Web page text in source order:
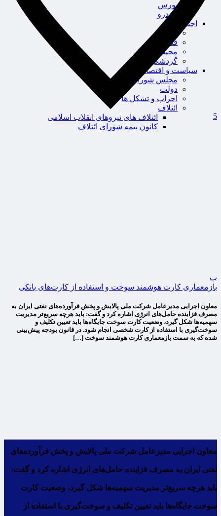
بورس
خودرو
اجتماعی
سلامت
قضایی
محیط زیست
گردشگری
سیاست و اقتصاد
مجلس شورای اسلامی
دولت
احزاب و تشکل ها
ائتلاف
ائتلاف های نیروهای انقلاب اسلامی
کانون بیمه شورای ائتلاف
5
پ
بازمعماری کارت هوشمند سوخت و استفاده از کارت‌های بانکی
معاون اجرایی مدیرعامل شرکت ملی پالایش و پخش فرآورده‌های نفتی ایران به
مصرف فزاینده حامل‌های انرژی اشاره کرد و گفت: باید هرچه سریع‌تر مدیریت
سهمیه‌ها شکل گیرد، وضعیت کارت سوخت جایگاه‌ها باید تعیین تکلیف و
سوخت‌گیری با استفاده از کارت شخصی انجام شود. در قانون بودجه پیش‌بینی
شده که به سمت بازمعماری کارت هوشمند سوخت […]
معاون اجرایی مدیرعامل شرکت ملی پالایش و پخش فرآورده‌های
نفتی ایران به مصرف فزاینده حامل‌های انرژی اشاره کرد و گفت:
باید هرچه سریع‌تر مدیریت سهمیه‌ها شکل گیرد، وضعیت کارت
سوخت جایگاه‌ها باید تعیین تکلیف و سوخت‌گیری با استفاده از